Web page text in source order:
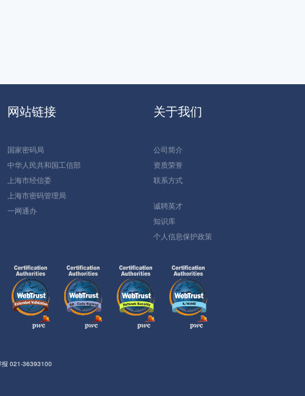
网站链接
国家密码局
中华人民共和国工信部
上海市经信委
上海市密码管理局
一网通办
关于我们
公司简介
资质荣誉
联系方式
诚聘英才
知识库
个人信息保护政策
报 021-36393100